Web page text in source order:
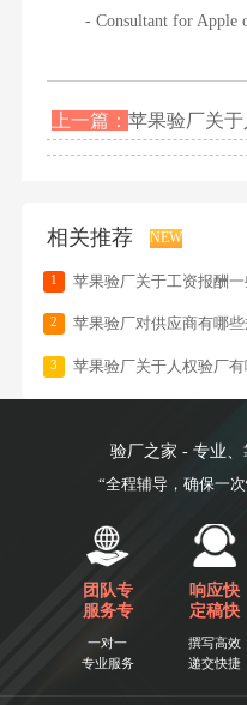
- Consultant for Apple
上一篇：苹果验厂关
相关推荐 NEW
1 苹果验厂关于工资报酬
2 苹果验厂对供应商有哪些
3 苹果验厂关于人权验厂
验厂之家 - 专业、
“全程辅导，确保一
团队专
服务专
一对一
专业服务
响应快
定稿快
撰写高效
递交快捷